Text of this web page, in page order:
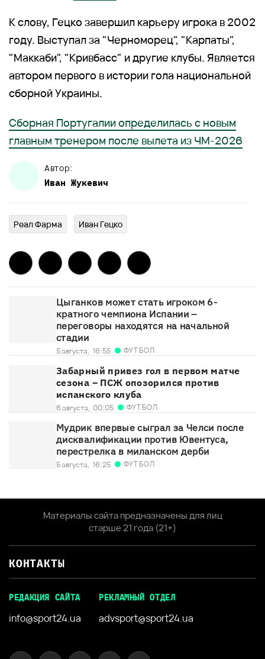
К слову, Гецко завершил карьеру игрока в 2002
году. Выступал за "Черноморец", "Карпаты",
"Маккаби", "Кривбасс" и другие клубы. Является
автором первого в истории гола национальной
сборной Украины.
Сборная Португалии определилась с новым
главным тренером после вылета из ЧМ-2026
Автор:
Иван Жукевич
Реал Фарма Иван Гецко
Цыганков может стать игроком 6-
кратного чемпиона Испании –
переговоры находятся на начальной
стадии
5 августа, 16:55 ФУТБОЛ
Забарный привез гол в первом матче
сезона – ПСЖ опозорился против
испанского клуба
6 августа, 00:05 ФУТБОЛ
Мудрик впервые сыграл за Челси после
дисквалификации против Ювентуса,
перестрелка в миланском дерби
5 августа, 16:25 ФУТБОЛ
Материалы сайта предназначены для лиц
старше 21 года (21+)
КОНТАКТЫ
РЕДАКЦИЯ САЙТА
info@sport24.ua
РЕКЛАМНЫЙ ОТДЕЛ
advsport@sport24.ua